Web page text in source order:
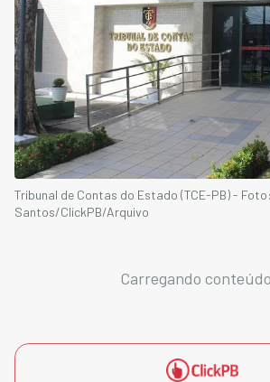
Tribunal de Contas do Estado (TCE-PB) -
Santos/ClickPB/Arquivo
Carregando